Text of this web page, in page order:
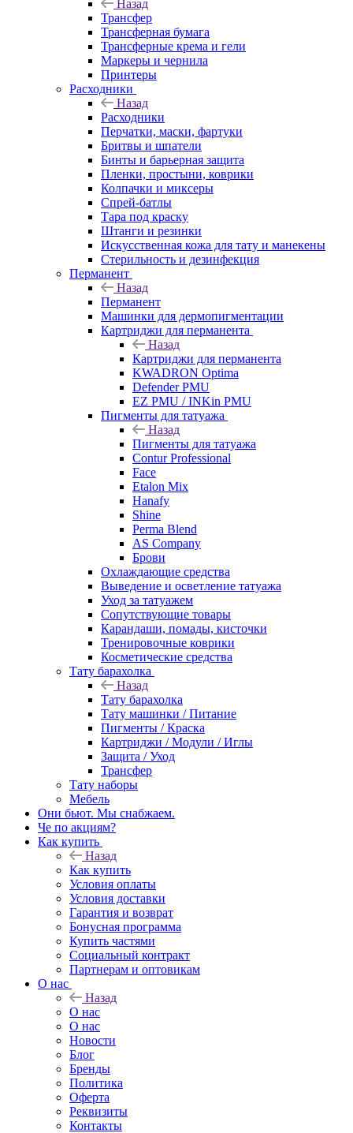
Назад
Трансфер
Трансферная бумага
Трансферные крема и гели
Маркеры и чернила
Принтеры
Расходники
Назад
Расходники
Перчатки, маски, фартуки
Бритвы и шпатели
Бинты и барьерная защита
Пленки, простыни, коврики
Колпачки и миксеры
Спрей-батлы
Тара под краску
Штанги и резинки
Искусственная кожа для тату и манекены
Стерильность и дезинфекция
Перманент
Назад
Перманент
Машинки для дермопигментации
Картриджи для перманента
Назад
Картриджи для перманента
KWADRON Optima
Defender PMU
EZ PMU / INKin PMU
Пигменты для татуажа
Назад
Пигменты для татуажа
Contur Professional
Face
Etalon Mix
Hanafy
Shine
Perma Blend
AS Company
Брови
Охлаждающие средства
Выведение и осветление татуажа
Уход за татуажем
Сопутствующие товары
Карандаши, помады, кисточки
Тренировочные коврики
Косметические средства
Тату барахолка
Назад
Тату барахолка
Тату машинки / Питание
Пигменты / Краска
Картриджи / Модули / Иглы
Защита / Уход
Трансфер
Тату наборы
Мебель
Они бьют. Мы снабжаем.
Че по акциям?
Как купить
Назад
Как купить
Условия оплаты
Условия доставки
Гарантия и возврат
Бонусная программа
Купить частями
Социальный контракт
Партнерам и оптовикам
О нас
Назад
О нас
О нас
Новости
Блог
Бренды
Политика
Оферта
Реквизиты
Контакты